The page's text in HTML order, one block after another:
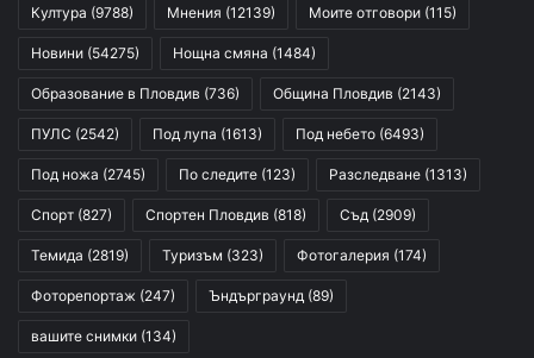
Култура (9788) Мнения (12139) Моите отговори (115)
Новини (54275) Нощна смяна (1484)
Образование в Пловдив (736) Община Пловдив (2143)
ПУЛС (2542) Под лупа (1613) Под небето (6493)
Под ножа (2745) По следите (123) Разследване (1313)
Спорт (827) Спортен Пловдив (818) Съд (2909)
Темида (2819) Туризъм (323) Фотогалерия (174)
Фоторепортаж (247) Ъндърграунд (89)
вашите снимки (134)